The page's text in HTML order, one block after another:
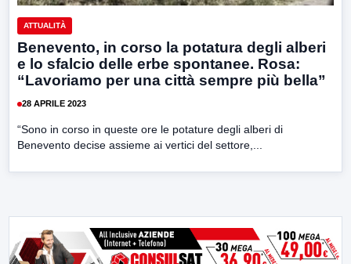
ATTUALITÀ
Benevento, in corso la potatura degli alberi
e lo sfalcio delle erbe spontanee. Rosa:
“Lavoriamo per una città sempre più bella”
28 APRILE 2023
“Sono in corso in queste ore le potature degli alberi di
Benevento decise assieme ai vertici del settore,...